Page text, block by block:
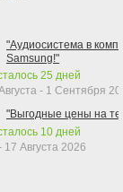
"Аудиосистема в
Samsung!"
25 дней
- 1 Сентября
"Выгодные цены на
10 дней
17 Августа 2026